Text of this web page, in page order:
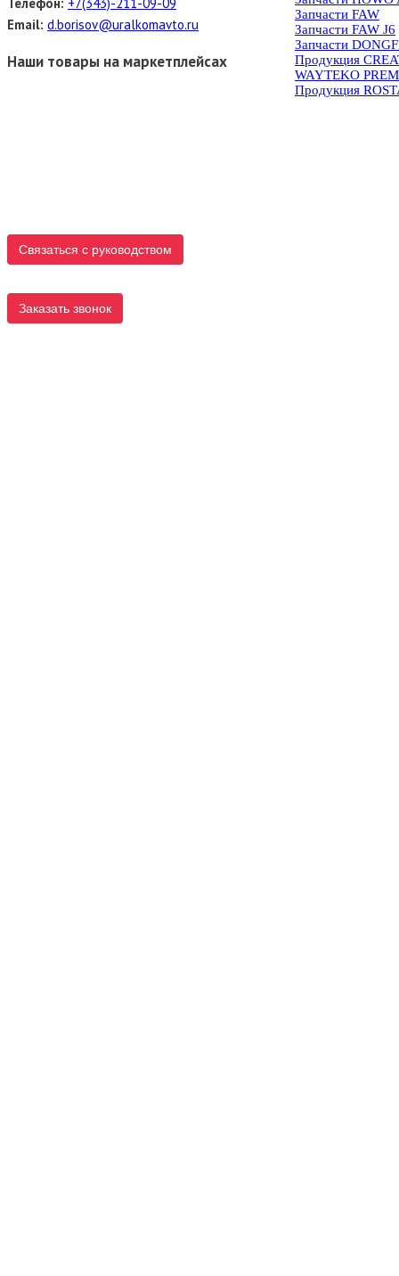
Телефон: +7(343)-211-09-09
Email: d.borisov@uralkomavto.ru
Наши товары на маркетплейсах
Связаться с руководством
Заказать звонок
Запчасти FAW
Запчасти FAW J6
Запчасти
Продукция
WAYTEKO
Продукция